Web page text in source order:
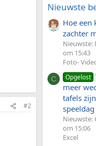
#2
Nieuwste
Hoe een
zachter
Nieuwste:
om 15:43
Foto-
C Opgelost
meer
tafels
speeldag
Nieuwste:
om 15:06
Excel